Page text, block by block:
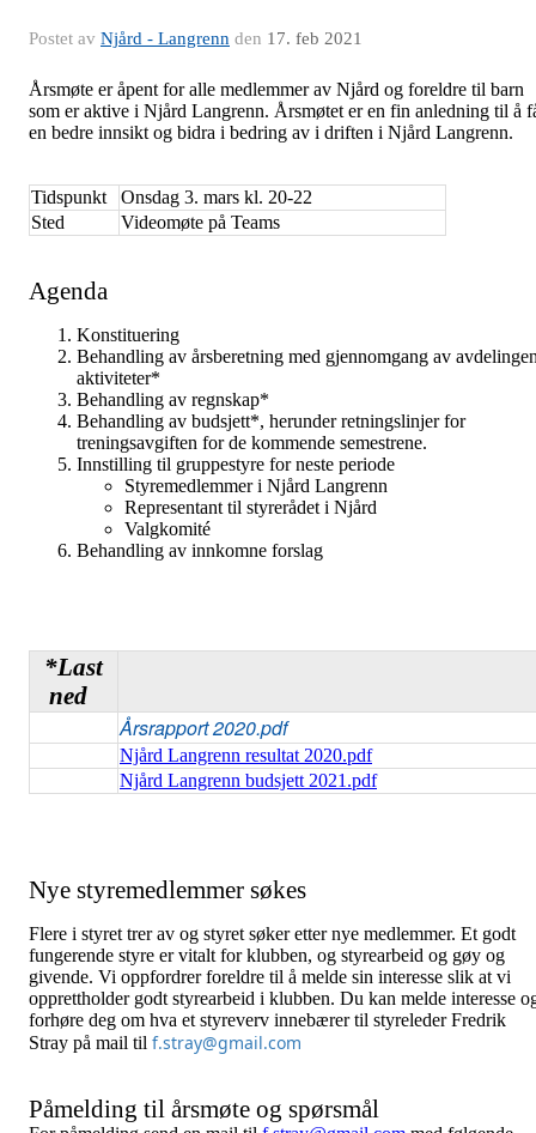
Postet av Njård - Langrenn den 17. feb 2021
Årsmøte er åpent for alle medlemmer av Njård og foreldre til barn
som er aktive i Njård Langrenn. Årsmøtet er en fin anledning til å
en bedre innsikt og bidra i bedring av i driften i Njård Langrenn.
Tidspunkt
Onsdag 3. mars kl. 20-22
Sted
Videomøte på Teams
Agenda
Konstituering
Behandling av årsberetning med gjennomgang av
aktiviteter*
Behandling av regnskap*
Behandling av budsjett*, herunder retningslinjer for
treningsavgiften for de kommende semestrene.
Innstilling til gruppestyre for neste periode
Styremedlemmer i Njård Langrenn
Representant til styrerådet i Njård
Valgkomité
Behandling av innkomne forslag
*Last
ned
Årsrapport 2020.pdf
Njård Langrenn resultat 2020.pdf
Njård Langrenn budsjett 2021.pdf
Nye styremedlemmer søkes
Flere i styret trer av og styret søker etter nye medlemmer. Et godt
fungerende styre er vitalt for klubben, og styrearbeid og gøy og
givende. Vi oppfordrer foreldre til å melde sin interesse slik at vi
opprettholder godt styrearbeid i klubben. Du kan melde interesse
forhøre deg om hva et styreverv innebærer til styreleder Fredrik
Stray på mail til f.stray@gmail.com
Påmelding til årsmøte og spørsmål